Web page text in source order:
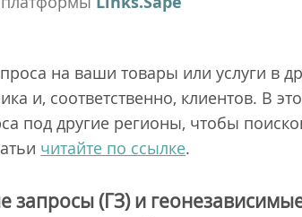
на ваши товары или услуги в
и, соответственно, клиентов. В
под другие регионы, чтобы
читайте по ссылке.
запросы (ГЗ) и